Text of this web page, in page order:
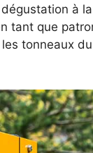
à
tant que
tonneaux